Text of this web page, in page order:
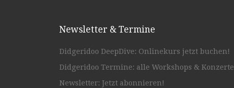
Newsletter & Termine
Didgeridoo DeepDive: Onlinekurs jetzt buchen!
Didgeridoo Termine: alle Workshops & Konzerte
Newsletter: Jetzt abonnieren!